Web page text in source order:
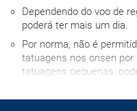
Dependendo do voo de
poderá ter mais um dia.
Por norma, não é
tatuagens nos onsen
tatuagens pequenas,
grandes.